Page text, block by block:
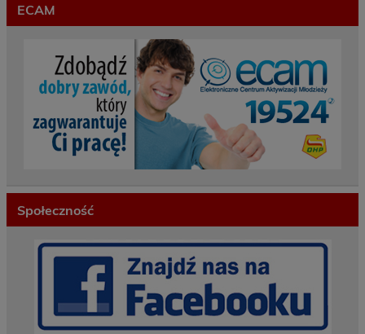
ECAM
Społeczność